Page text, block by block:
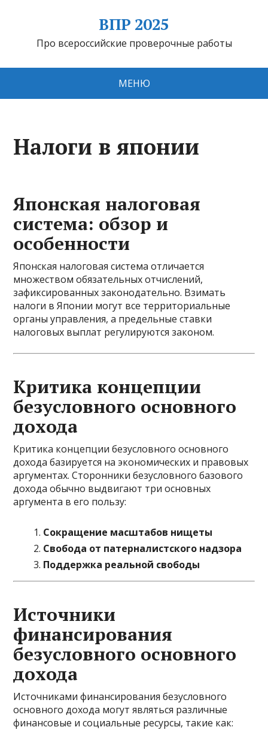
ВПР 2025
Про всероссийские проверочные работы
МЕНЮ
Налоги в японии
Японская налоговая
система: обзор и
особенности
Японская налоговая система отличается
множеством обязательных отчислений,
зафиксированных законодательно. Взимать
налоги в Японии могут все территориальные
органы управления, а предельные ставки
налоговых выплат регулируются законом.
Критика концепции
безусловного основного
дохода
Критика концепции безусловного основного
дохода базируется на экономических и правовых
аргументах. Сторонники безусловного базового
дохода обычно выдвигают три основных
аргумента в его пользу:
Сокращение масштабов нищеты
Свобода от патерналистского надзора
Поддержка реальной свободы
Источники
финансирования
безусловного основного
дохода
Источниками финансирования безусловного
основного дохода могут являться различные
финансовые и социальные ресурсы, такие как: